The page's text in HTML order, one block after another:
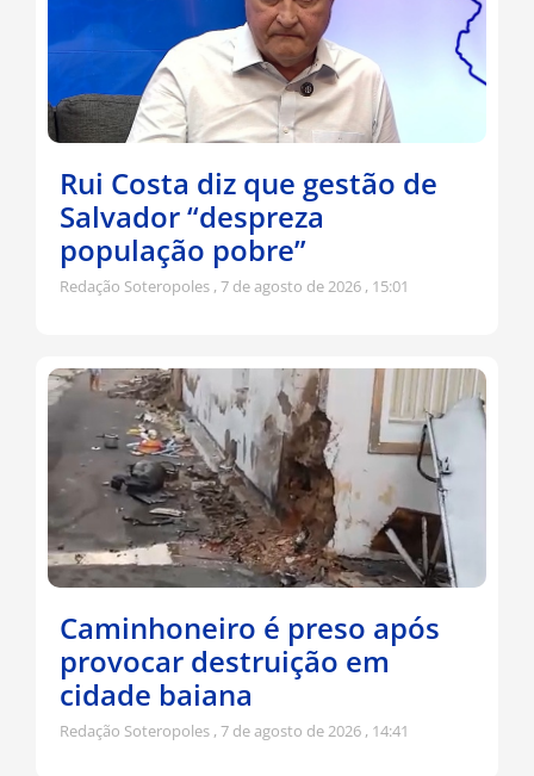
Rui Costa diz que gestão de
Salvador “despreza
população pobre”
Redação Soteropoles 7 de agosto de 2026 15:01
Caminhoneiro é preso após
provocar destruição em
cidade baiana
Redação Soteropoles 7 de agosto de 2026 14:41